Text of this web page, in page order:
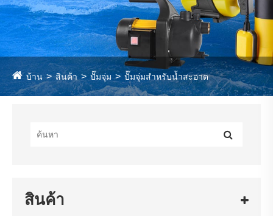
บ้าน สินค้า ปั๊มจุ่ม ปั๊มจุ่มสำหรับน้ำสะอาด
สินค้า